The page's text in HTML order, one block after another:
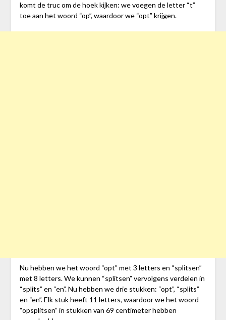
komt de truc om de hoek kijken: we voegen de letter “t”
toe aan het woord “op”, waardoor we “opt” krijgen.
Nu hebben we het woord “opt” met 3 letters en “splitsen”
met 8 letters. We kunnen “splitsen” vervolgens verdelen in
“splits” en “en”. Nu hebben we drie stukken: “opt”, “splits”
en “en”. Elk stuk heeft 11 letters, waardoor we het woord
“opsplitsen” in stukken van 69 centimeter hebben